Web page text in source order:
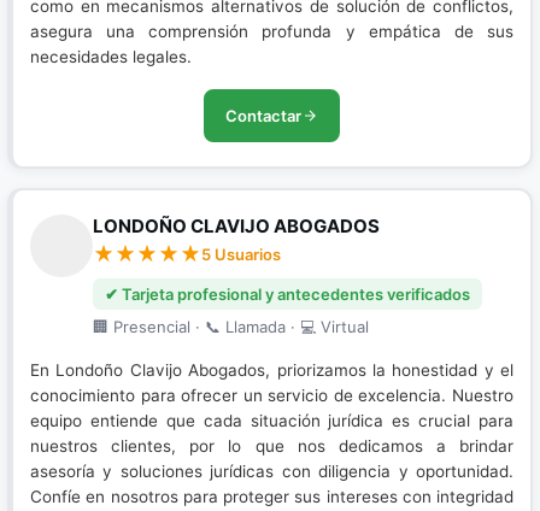
como en mecanismos alternativos de solución de conflictos,
asegura una comprensión profunda y empática de sus
necesidades legales.
Contactar
LONDOÑO CLAVIJO ABOGADOS
5 Usuarios
✔ Tarjeta profesional y antecedentes verificados
🏢 Presencial · 📞 Llamada · 💻 Virtual
En Londoño Clavijo Abogados, priorizamos la honestidad y el
conocimiento para ofrecer un servicio de excelencia. Nuestro
equipo entiende que cada situación jurídica es crucial para
nuestros clientes, por lo que nos dedicamos a brindar
asesoría y soluciones jurídicas con diligencia y oportunidad.
Confíe en nosotros para proteger sus intereses con integridad